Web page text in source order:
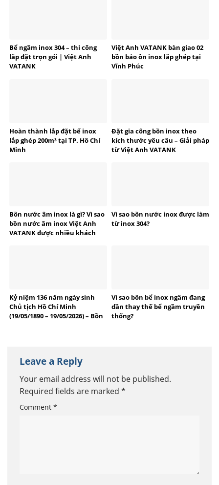
Bể ngầm inox 304 – thi công
lắp đặt trọn gói | Việt Anh
VATANK
Việt Anh VATANK bàn giao 02
bồn bảo ôn inox lắp ghép tại
Vĩnh Phúc
Hoàn thành lắp đặt bể inox
lắp ghép 200m³ tại TP. Hồ Chí
Minh
Đặt gia công bồn inox theo
kích thước yêu cầu – Giải pháp
từ Việt Anh VATANK
Bồn nước âm inox là gì? Vì sao
bồn nước âm inox Việt Anh
VATANK được nhiều khách
Vì sao bồn nước inox được làm
từ inox 304?
Kỷ niệm 136 năm ngày sinh
Chủ tịch Hồ Chí Minh
(19/05/1890 – 19/05/2026) – Bồn
Vì sao bồn bể inox ngầm đang
dần thay thế bể ngầm truyền
thống?
Leave a Reply
Your email address will not be published.
Required fields are marked *
Comment *